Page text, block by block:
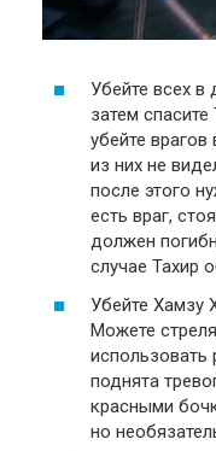
Убейте всех в
затем
убейте
из них не
после этого
есть враг,
должен
случае Тахир
Убейте Хамзу
Можете
использовать
поднята
красными
но